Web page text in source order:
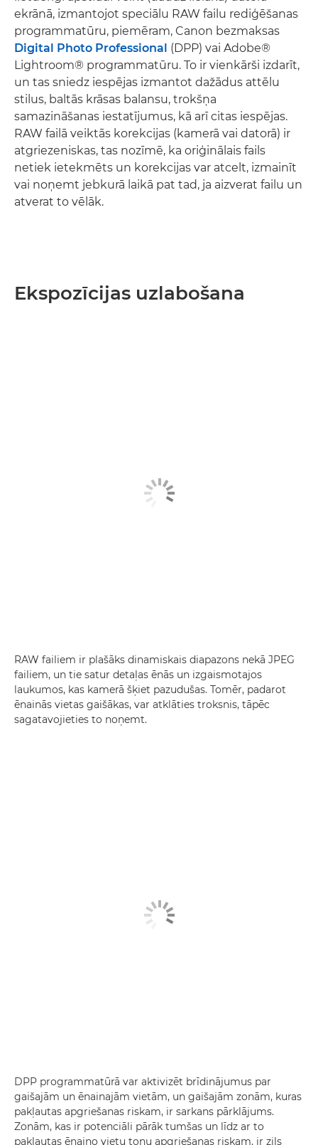
ekrānā, izmantojot speciālu RAW failu rediģēšanas
programmatūru, piemēram, Canon bezmaksas
Digital Photo Professional (DPP) vai Adobe®
Lightroom® programmatūru. To ir vienkārši izdarīt,
un tas sniedz iespējas izmantot dažādus attēlu
stilus, baltās krāsas balansu, trokšņa
samazināšanas iestatījumus, kā arī citas iespējas.
RAW failā veiktās korekcijas (kamerā vai datorā) ir
atgriezeniskas, tas nozīmē, ka oriģinālais fails
netiek ietekmēts un korekcijas var atcelt, izmainīt
vai noņemt jebkurā laikā pat tad, ja aizverat failu un
atverat to vēlāk.
Ekspozīcijas uzlabošana
RAW failiem ir plašāks dinamiskais diapazons nekā JPEG
failiem, un tie satur detaļas ēnās un izgaismotajos
laukumos, kas kamerā šķiet pazudušas. Tomēr, padarot
ēnainās vietas gaišākas, var atklāties troksnis, tāpēc
sagatavojieties to noņemt.
DPP programmatūrā var aktivizēt brīdinājumus par
gaišajām un ēnainajām vietām, un gaišajām zonām, kuras
pakļautas apgriešanas riskam, ir sarkans pārklājums.
Zonām, kas ir potenciāli pārāk tumšas un līdz ar to
pakļautas ēnaino vietu toņu apgriešanas riskam, ir zils